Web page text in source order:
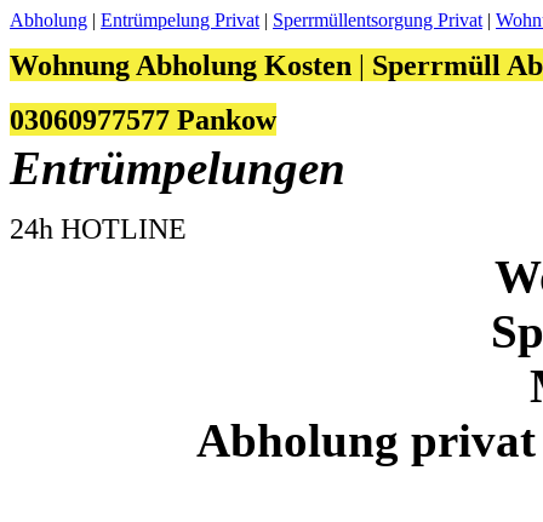
Abholung | Entrümpelung Privat | Sperrmüllentsorgung Privat |
Wohnung Abholung Kosten | Sperrmüll
03060977577 Pankow
Entrümpelungen
24h HOTLINE
Abholung privat